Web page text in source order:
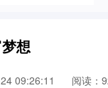
想
09:26:11 阅读：